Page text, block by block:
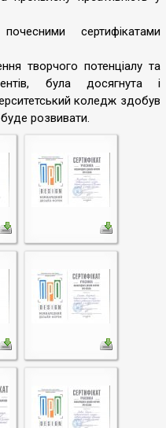
сертифікатами
творчого потенціалу та
була досягнута і
коледж здобув
буде розвивати.